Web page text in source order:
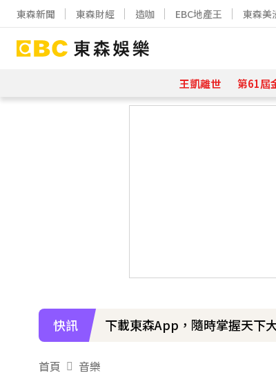
東森新聞 東森財經 造咖 EBC地產王 東森美
王凱離世 第61屆
快訊
下載東森App，隨時掌握天下
首頁 音樂